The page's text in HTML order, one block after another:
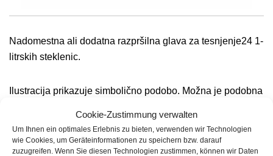
Cookie-Zustimmung verwalten
Um Ihnen ein optimales Erlebnis zu bieten, verwenden wir Technologien
wie Cookies, um Geräteinformationen zu speichern bzw. darauf
zuzugreifen. Wenn Sie diesen Technologien zustimmen, können wir Daten
Nadomestna ali dodatna razpršilna glava za tesnjenje24 1-
litrskih steklenic.
Ilustracija prikazuje simbolično podobo. Možna je podobna